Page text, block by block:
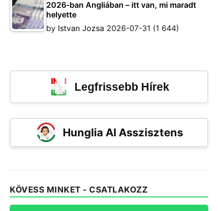
2026-ban Angliában – itt van, mi maradt
helyette
by Istvan Jozsa 2026-07-31 (1 644)
Legfrissebb Hírek
Hunglia AI Asszisztens
KÖVESS MINKET - CSATLAKOZZ